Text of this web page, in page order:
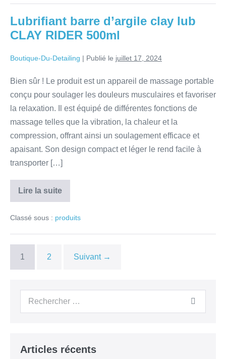
Lubrifiant barre d’argile clay lub
CLAY RIDER 500ml
Boutique-Du-Detailing | Publié le juillet 17, 2024
Bien sûr ! Le produit est un appareil de massage portable
conçu pour soulager les douleurs musculaires et favoriser
la relaxation. Il est équipé de différentes fonctions de
massage telles que la vibration, la chaleur et la
compression, offrant ainsi un soulagement efficace et
apaisant. Son design compact et léger le rend facile à
transporter […]
Lire la suite
Classé sous : produits
1 2 Suivant →
Articles récents